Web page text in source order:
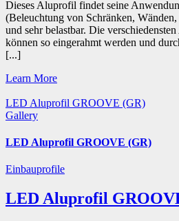
Dieses Aluprofil findet seine
(Beleuchtung von Schränken,
und sehr belastbar. Die
können so eingerahmt werden und
[...]
Learn More
LED Aluprofil GROOVE (GR)
Gallery
LED Aluprofil GROOVE (GR)
Einbauprofile
LED Aluprofil